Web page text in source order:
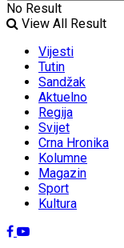
No Result
View All Result
Vijesti
Tutin
Sandžak
Aktuelno
Regija
Svijet
Crna Hronika
Kolumne
Magazin
Sport
Kultura